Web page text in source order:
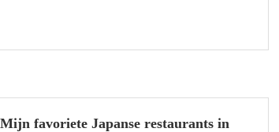
Mijn favoriete Japanse restaurants in